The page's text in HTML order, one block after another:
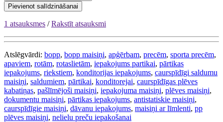
Pievienot salīdzināšanai
1 atsauksmes /Rakstīt atsauksmi
Atslēgvārdi: bopp, bopp maisiņi, apģērbam, precēm, sporta precēm,
apaviem, rotām, rotaslietām, iepakojums partikai, pārtikas
iepakojums, riekstiem, konditorijas iepakojums, caurspīdīgi saldumu
maisiņi, saldumiem, pārtikai, konditorejai, caurspīdīgas plēves
kabatiņas, pašlīmējoši maisiņi, iepakojuma maisiņi, plēves maisiņi,
dokumentu maisiņi, pārtikas iepakojums, antistatiskie maisiņi,
caurspīdīgie maisiņi, dāvanu iepakojums, maisiņi ar līmlenti, pp
plēves maisiņi, nelielu preču iepakošanai